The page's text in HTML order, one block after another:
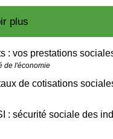
plus
: vos prestations
de l'économie
de cotisations
: sécurité sociale des